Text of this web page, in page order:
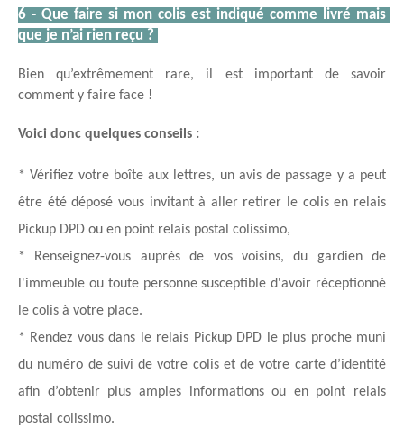
6 - Que faire si mon colis est indiqué comme livré mais
que je n’ai rien reçu ?
Bien qu’extrêmement rare, il est important de savoir
comment y faire face !
Voici donc quelques conseils :
* Vérifiez votre boîte aux lettres, un avis de passage y a peut
être été déposé vous invitant à aller retirer le colis en relais
Pickup DPD ou en point relais postal colissimo,
* Renseignez-vous auprès de vos voisins, du gardien de
l'immeuble ou toute personne susceptible d'avoir réceptionné
le colis à votre place.
* Rendez vous dans le relais Pickup DPD le plus proche muni
du numéro de suivi de votre colis et de votre carte d’identité
afin d’obtenir plus amples informations ou en point relais
postal colissimo.